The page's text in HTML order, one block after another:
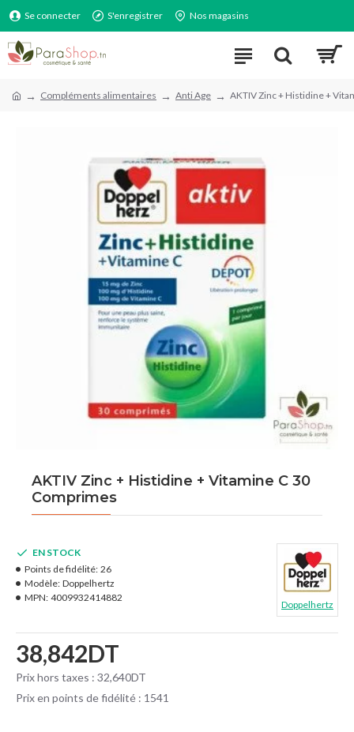
Se connecter S'enregistrer Nos magasins
Compléments alimentaires Anti Age AKTIV Zinc + Histidine +
AKTIV Zinc + Histidine + Vitamine C 30
Comprimes
38,842DT
Prix hors taxes : 32,640DT
Prix en points de fidélité : 1541
EN STOCK
Points de fidélité: 26
Modèle: Doppelhertz
MPN: 4009932414882
Doppelhertz